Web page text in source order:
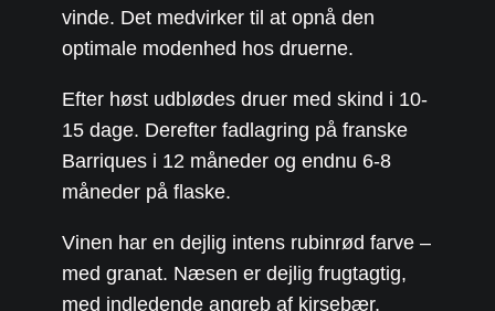
vinde. Det medvirker til at opnå den
optimale modenhed hos druerne.
Efter høst udblødes druer med skind i 10-
15 dage. Derefter fadlagring på franske
Barriques i 12 måneder og endnu 6-8
måneder på flaske.
Vinen har en dejlig intens rubinrød farve –
med granat. Næsen er dejlig frugtagtig,
med indledende angreb af kirsebær,